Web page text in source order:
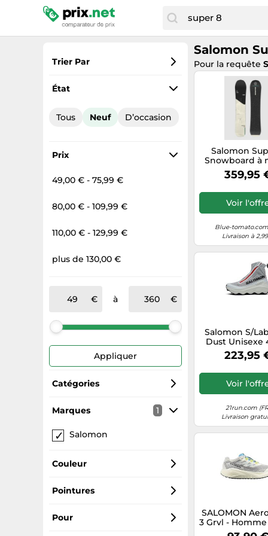
Trier Par
Préférés
Prix total
État
Tous Neuf D’occasion
Prix
49,00 € - 75,99 €
80,00 € - 109,99 €
110,00 € - 129,99 €
plus de 130,00 €
à
Appliquer
Catégories
Chaussures running
Chaussons
Sandales & nu-pieds homme
Sabots
Snowboards
Marques 1
Salomon
Couleur
Noir
Grises
Pointures
42
Pour
Salomon
Pour la requête
Salomon
Snowboard à
160
359,95
Voir
Blue-tomato.com
Livraison à
Salomon S/
Dust Unisexe
223,95
Voir
21run.com
Livraison
SALOMON
3 Grvl -
Blanc - taille